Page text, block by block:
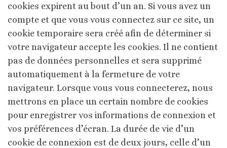
cookies expirent au bout d’un an. Si vous avez un
compte et que vous vous connectez sur ce site, un
cookie temporaire sera créé afin de déterminer si
votre navigateur accepte les cookies. Il ne contient
pas de données personnelles et sera supprimé
automatiquement à la fermeture de votre
navigateur. Lorsque vous vous connecterez, nous
mettrons en place un certain nombre de cookies
pour enregistrer vos informations de connexion et
vos préférences d’écran. La durée de vie d’un
cookie de connexion est de deux jours, celle d’un